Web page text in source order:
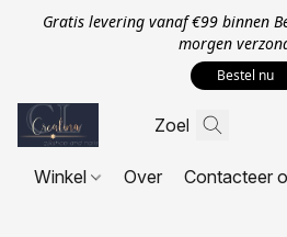
Gratis levering vanaf €99 binnen
morgen
Bestel nu
Winkel Over Contacteer